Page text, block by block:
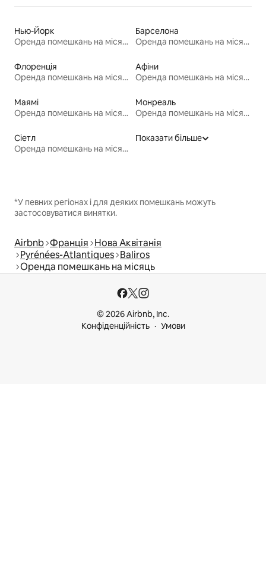
Нью-Йорк
Оренда помешкань на місяць
Барселона
Оренда помешкань на місяць
Флоренція
Оренда помешкань на місяць
Афіни
Оренда помешкань на місяць
Маямі
Оренда помешкань на місяць
Монреаль
Оренда помешкань на місяць
Сіетл
Оренда помешкань на місяць
Показати більше
*У певних регіонах і для деяких помешкань можуть
застосовуватися винятки.
Airbnb Франція Нова Аквітанія
Pyrénées-Atlantiques Baliros
Оренда помешкань на місяць
© 2026 Airbnb, Inc.
Конфіденційність
Умови